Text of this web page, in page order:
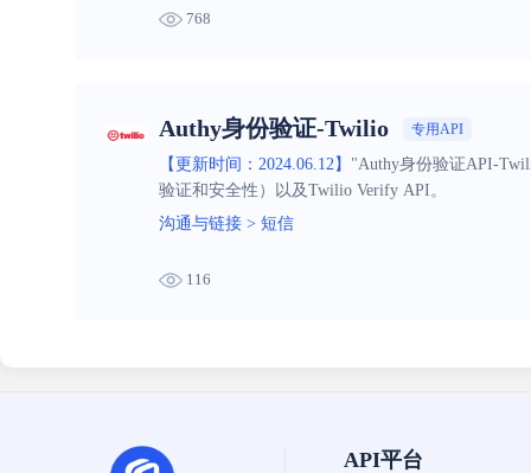
768
Authy身份验证-Twilio 专用API
【更新时间：2024.06.12】 "Authy身份验证API-
验证和安全性）以及Twilio Verify API。
沟通与链接 > 短信
116
API平台